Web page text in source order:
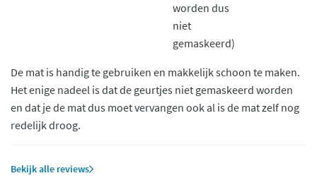
worden dus
niet
gemaskeerd)
De mat is handig te gebruiken en makkelijk schoon te maken.
Het enige nadeel is dat de geurtjes niet gemaskeerd worden
en dat je de mat dus moet vervangen ook al is de mat zelf nog
redelijk droog.
Bekijk alle reviews